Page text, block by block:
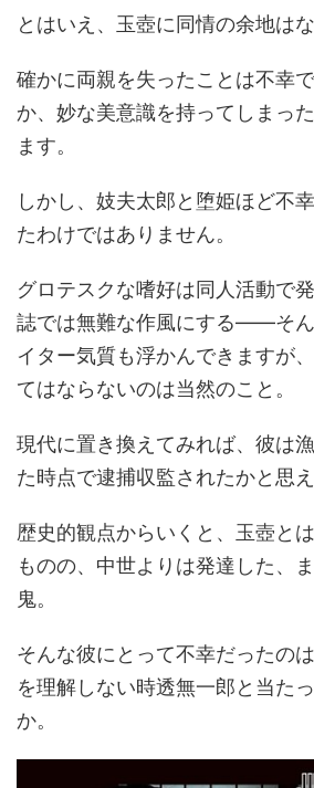
とはいえ、玉壺に同情の余地は
確かに両親を失ったことは不幸
か、妙な美意識を持ってしまっ
ます。
しかし、妓夫太郎と堕姫ほど不
たわけではありません。
グロテスクな嗜好は同人活動で
誌では無難な作風にする――そ
イター気質も浮かんできますが
てはならないのは当然のこと。
現代に置き換えてみれば、彼は
た時点で逮捕収監されたかと思え
歴史的観点からいくと、玉壺と
ものの、中世よりは発達した、
鬼。
そんな彼にとって不幸だったの
を理解しない時透無一郎と当た
か。